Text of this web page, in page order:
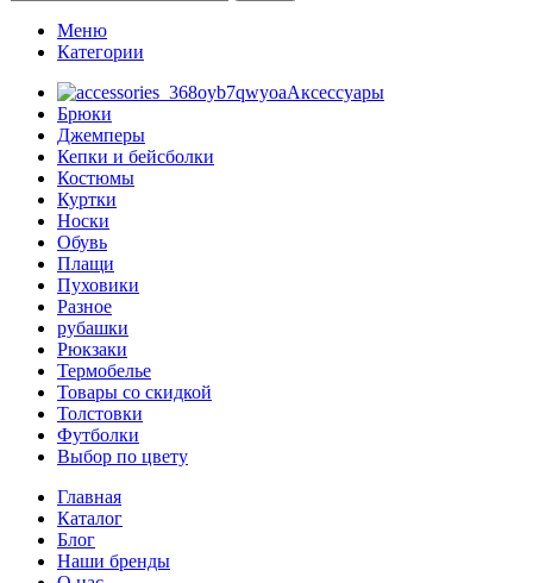
Меню
Категории
Аксессуары
Брюки
Джемперы
Кепки и бейсболки
Костюмы
Куртки
Носки
Обувь
Плащи
Пуховики
Разное
рубашки
Рюкзаки
Термобелье
Товары со скидкой
Толстовки
Футболки
Выбор по цвету
Главная
Каталог
Блог
Наши бренды